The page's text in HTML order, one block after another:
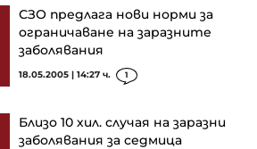
СЗО предлага нови норми за
ограничаване на заразните
заболявания
18.05.2005 | 14:27 ч. 1
Близо 10 хил. случая на заразни
заболявания за седмица